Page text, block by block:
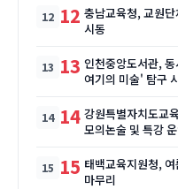
12 충남교육청, 교원
시동
13 인천중앙도서관,
여기의 미술' 탐구
14 강원특별자치도교
모의논술 및 특강
15 태백교육지원청,
마무리